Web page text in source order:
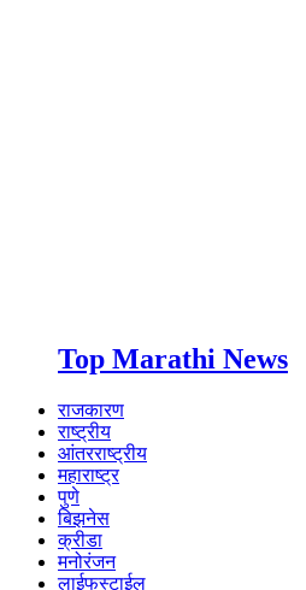
Top Marathi News
राजकारण
राष्ट्रीय
आंतरराष्ट्रीय
महाराष्ट्र
पुणे
बिझनेस
क्रीडा
मनोरंजन
लाईफस्टाईल